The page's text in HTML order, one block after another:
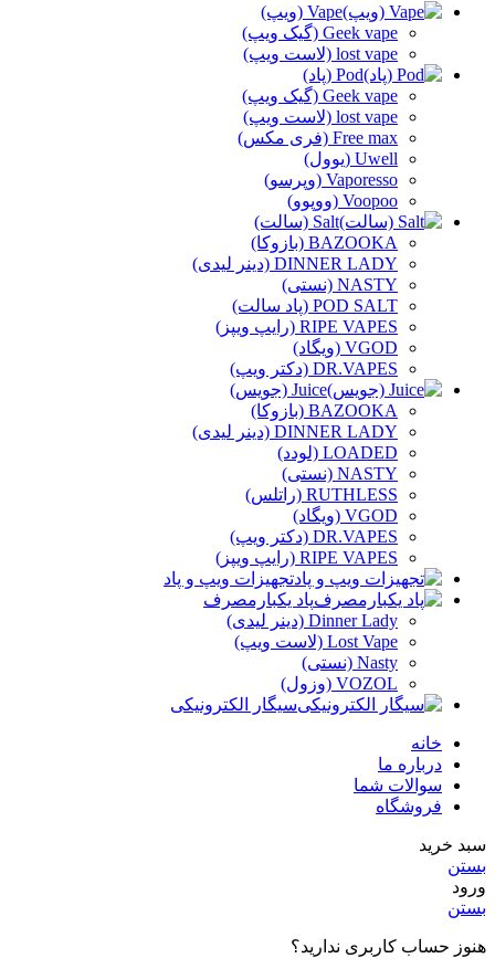
Vape (ویپ)
Geek vape (گیک ویپ)
lost vape (لاست ویپ)
Pod (پاد)
Geek vape (گیک ویپ)
lost vape (لاست ویپ)
Free max (فری مکس)
Uwell (یوول)
Vaporesso (وپرسو)
Voopoo (ووپوو)
Salt (سالت)
BAZOOKA (بازوکا)
DINNER LADY (دینر لیدی)
NASTY (نستی)
POD SALT (پاد سالت)
RIPE VAPES (رایپ ویپز)
VGOD (ویگاد)
DR.VAPES (دکتر ویپ)
Juice (جویس)
BAZOOKA (بازوکا)
DINNER LADY (دینر لیدی)
LOADED (لودد)
NASTY (نستی)
RUTHLESS (راتلس)
VGOD (ویگاد)
DR.VAPES (دکتر ویپ)
RIPE VAPES (رایپ ویپز)
تجهیزات ویپ و پاد
پاد یکبارمصرف
Dinner Lady (دینر لیدی)
Lost Vape (لاست ویپ)
Nasty (نستی)
VOZOL (وزول)
سیگار الکترونیکی
خانه
درباره ما
سوالات شما
فروشگاه
سبد خرید
بستن
ورود
بستن
هنوز حساب کاربری ندارید؟